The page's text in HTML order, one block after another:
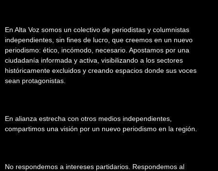
En Alta Voz somos un colectivo de periodistas y columnistas
independientes, sin fines de lucro, que creemos en un nuevo
periodismo: ético, incómodo, necesario. Apostamos por una
ciudadanía informada y activa, visibilizando a los sectores
históricamente excluidos y creando espacios donde sus voces
sean protagonistas.
En alianza estrecha con otros medios independientes,
compartimos una visión por un nuevo periodismo en la región.
No respondemos a intereses partidarios. Respondemos al